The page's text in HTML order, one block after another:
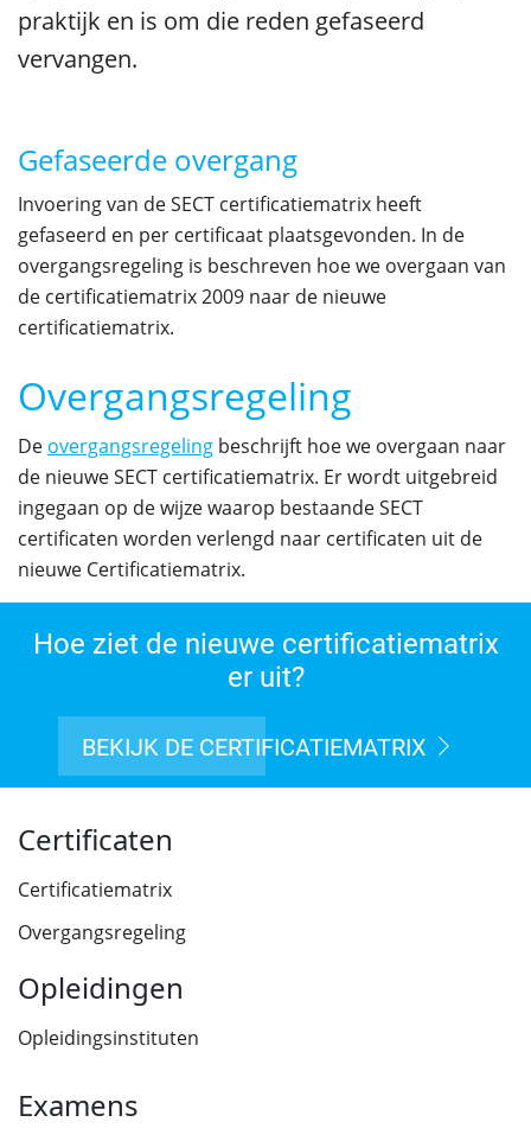
praktijk en is om die reden gefaseerd
vervangen.
Gefaseerde overgang
Invoering van de SECT certificatiematrix heeft
gefaseerd en per certificaat plaatsgevonden. In de
overgangsregeling is beschreven hoe we overgaan van
de certificatiematrix 2009 naar de nieuwe
certificatiematrix.
Overgangsregeling
De overgangsregeling beschrijft hoe we overgaan naar
de nieuwe SECT certificatiematrix. Er wordt uitgebreid
ingegaan op de wijze waarop bestaande SECT
certificaten worden verlengd naar certificaten uit de
nieuwe Certificatiematrix.
Hoe ziet de nieuwe certificatiematrix
er uit?
BEKIJK DE CERTIFICATIEMATRIX
Certificaten
Certificatiematrix
Overgangsregeling
Opleidingen
Opleidingsinstituten
Examens